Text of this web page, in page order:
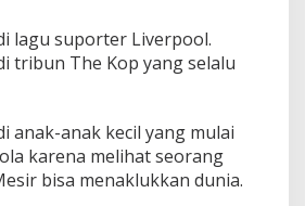
lagu suporter Liverpool.
tribun The Kop yang selalu
anak-anak kecil yang mulai
karena melihat seorang
bisa menaklukkan dunia.